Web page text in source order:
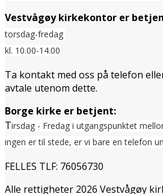
Vestvågøy kirkekontor er
torsdag-fredag
kl. 10.00-14.00
Ta kontakt med oss på telefon
avtale utenom dette.
Borge kirke er betjent:
Tirsdag - Fredag i utgangspunktet
ingen er til stede, er vi bare en telefon
FELLES TLF: 76056730
Alle rettigheter 2026 Vestvågøy